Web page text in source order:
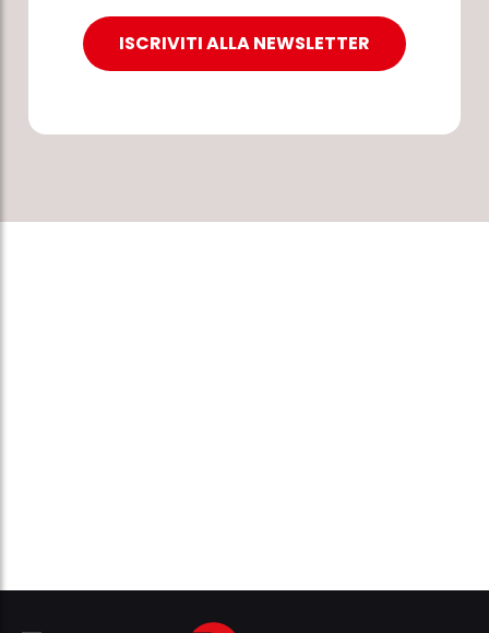
ISCRIVITI ALLA NEWSLETTER